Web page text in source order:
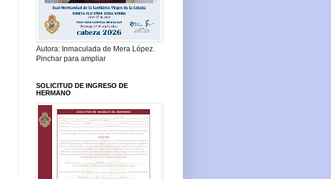
Autora: Inmaculada de Mera López.
Pinchar para ampliar
SOLICITUD DE INGRESO DE
HERMANO